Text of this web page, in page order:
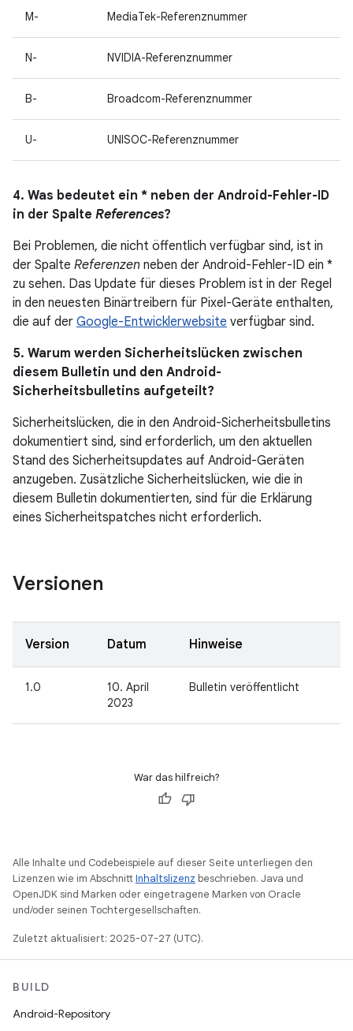
M- MediaTek-Referenznummer
N- NVIDIA-Referenznummer
B- Broadcom-Referenznummer
U- UNISOC-Referenznummer
4. Was bedeutet ein * neben der Android-Fehler-ID
in der Spalte References?
Bei Problemen, die nicht öffentlich verfügbar sind, ist in
der Spalte Referenzen neben der Android-Fehler-ID ein *
zu sehen. Das Update für dieses Problem ist in der Regel
in den neuesten Binärtreibern für Pixel-Geräte enthalten,
die auf der Google-Entwicklerwebsite verfügbar sind.
5. Warum werden Sicherheitslücken zwischen
diesem Bulletin und den Android-
Sicherheitsbulletins aufgeteilt?
Sicherheitslücken, die in den Android-Sicherheitsbulletins
dokumentiert sind, sind erforderlich, um den aktuellen
Stand des Sicherheitsupdates auf Android-Geräten
anzugeben. Zusätzliche Sicherheitslücken, wie die in
diesem Bulletin dokumentierten, sind für die Erklärung
eines Sicherheitspatches nicht erforderlich.
Versionen
Version Datum Hinweise
1.0
10. April
2023
Bulletin veröffentlicht
War das hilfreich?
Alle Inhalte und Codebeispiele auf dieser Seite unterliegen den
Lizenzen wie im AbschnittInhaltslizenz beschrieben. Java und
OpenJDK sind Marken oder eingetragene Marken von Oracle
und/oder seinen Tochtergesellschaften.
Zuletzt aktualisiert: 2025-07-27 (UTC).
BUILD
Android-Repository